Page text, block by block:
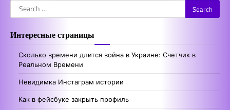
Search
for:
Интересные страницы
Сколько времени длится война в Украине: Счетчик в
Реальном Времени
Невидимка Инстаграм истории
Как в фейсбуке закрыть профиль